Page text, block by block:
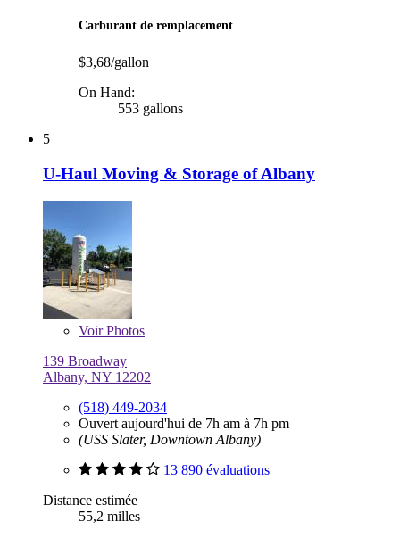
Carburant de remplacement
$3,68/gallon
On Hand:
553 gallons
5
U-Haul Moving & Storage of Albany
VoirPhotos
139 Broadway
Albany, NY 12202
(518) 449-2034
Ouvert aujourd'hui de 7h am à 7h pm
(USS Slater, Downtown Albany)
13 890 évaluations
Distance estimée
55,2 milles